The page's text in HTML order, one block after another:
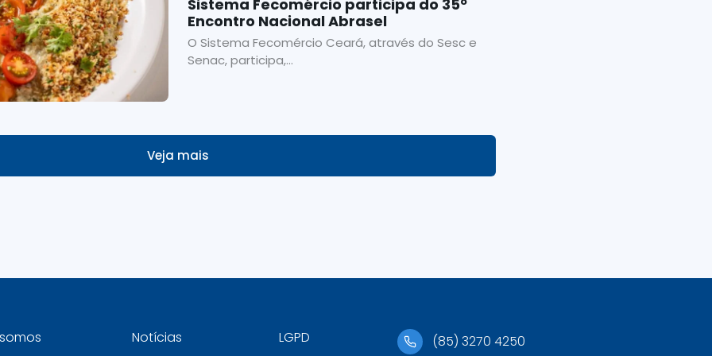
Sistema Fecomércio participa do 35º
Encontro Nacional Abrasel
O Sistema Fecomércio Ceará, através do Sesc e
Senac, participa,...
Veja mais
Notícias LGPD
(85) 3270 4250